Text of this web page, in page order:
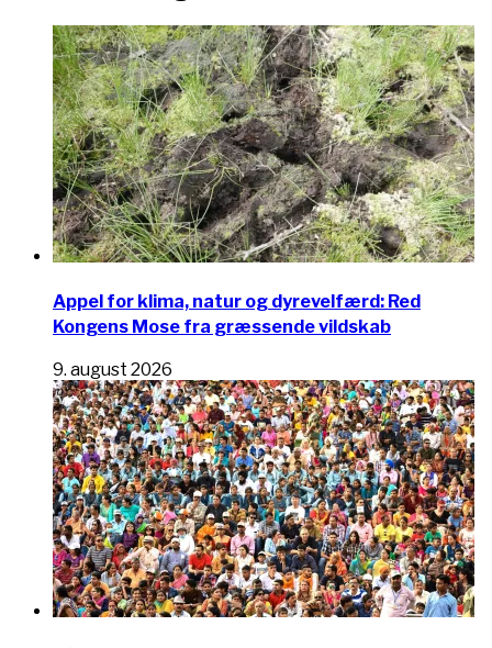
Appel for klima, natur og dyrevelfærd: Red
Kongens Mose fra græssende vildskab
9. august 2026